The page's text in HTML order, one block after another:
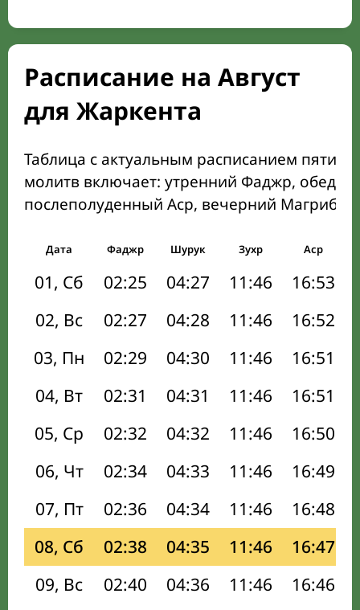
Расписание на Август
для Жаркента
Таблица с актуальным расписанием пяти
молитв включает: утренний Фаджр,
послеполуденный Аср, вечерний Магриб
Дата Фаджр Шурук Зухр Аср
01, Сб 02:25 04:27 11:46 16:53
02, Вс
02:27 04:28 11:46 16:52
03, Пн
02:29 04:30 11:46 16:51
04, Вт
02:31 04:31 11:46 16:51
05, Ср
02:32 04:32 11:46 16:50
06, Чт
02:34 04:33 11:46 16:49
07, Пт
02:36 04:34 11:46 16:48
08, Сб
02:38 04:35 11:46 16:47
09, Вс
02:40 04:36 11:46 16:46